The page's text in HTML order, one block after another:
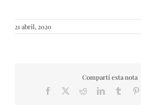
21 abril, 2020
Compartí esta nota
Facebook RedditLinkedInTumblr